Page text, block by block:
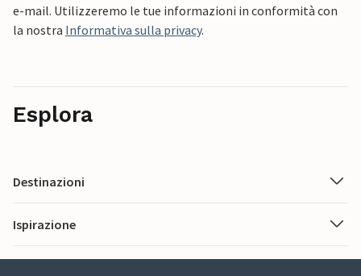
e-mail. Utilizzeremo le tue informazioni in conformità con
la nostra Informativa sulla privacy.
Esplora
Destinazioni
Ispirazione